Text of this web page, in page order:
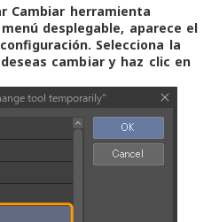
Cambiar herramienta
desplegable, aparece el
Selecciona la
cambiar y haz clic en